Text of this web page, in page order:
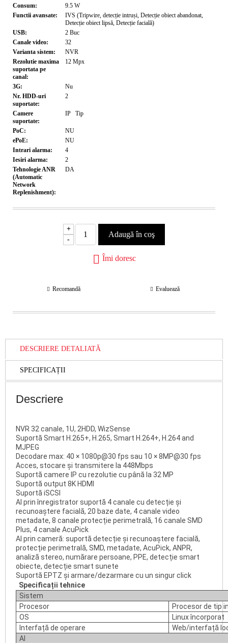
Consum:
9.5 W
Functii avansate:
IVS (Tripwire, detecție intruși, Detecție obiect abandonat,
Detecție obiect lipsă, Detecție facială)
USB:
2 Buc
Canale video:
32
Varianta sistem:
NVR
Rezolutie maxima
suportata pe
canal:
12 Mpx
3G:
Nu
Nr. HDD-uri
suportate:
2
Camere
suportate:
IP Tip
PoC:
NU
ePoE:
NU
Intrari alarma:
4
Iesiri alarma:
2
Tehnologie ANR
(Automatic
Network
Replenishment):
DA
+
-
Îmi doresc
Recomandă Evaluează
DESCRIERE DETALIATĂ
SPECIFICAȚII
Descriere
NVR 32 canale, 1U, 2HDD, WizSense
Suportă Smart H.265+, H.265, Smart H.264+, H.264 and
MJPEG
Decodare max: 40 × 1080p@30 fps sau 10 × 8MP@30 fps
Acces, stocare și transmitere la 448Mbps
Suportă camere IP cu rezolutie cu până la 32 MP
Suportă output 8K HDMI
Suportă iSCSI
AI prin înregistrator suportă 4 canale cu detecție și
recunoaștere facială, 20 baze date, 4 canale video
metadate, 8 canale protecție perimetrală, 16 canale SMD
Plus, 4 canale AcuPick
AI prin cameră: suportă detecție și recunoaștere facială,
protecție perimetrală, SMD, metadate, AcuPick, ANPR,
analiză stereo, numărare persoane, PPE, detecție smart
obiecte, detecție smart sunete
Suportă EPTZ și armare/dezarmare cu un singur click
Specificații tehnice
Sistem
Procesor
Procesor de tip
OS
Linux încorporat
Interfață de operare
Web/interfață
AI